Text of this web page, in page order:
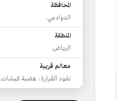
المحافظة
الدوادمي.
المنطقة
الرياض.
معالم قريبة
نفود القرارة، هضبة كبشات.